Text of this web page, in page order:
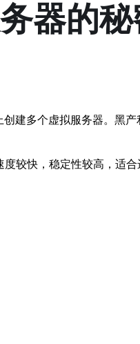
器的秘
建多个虚拟服务器。黑
较快，稳定性较高，适合